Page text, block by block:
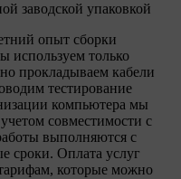
заводской упаковкой
опыт сборки
используем только
прокладываем кабели
тестирование
компьютера мы
совместимости с
выполняются с
сроки. Оплата услуг
которые можно